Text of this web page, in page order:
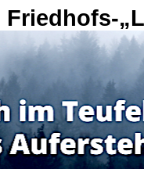
Friedhofs-